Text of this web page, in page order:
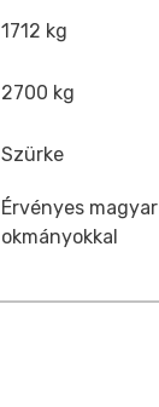
1712 kg
2700 kg
Szürke
Érvényes magyar
okmányokkal